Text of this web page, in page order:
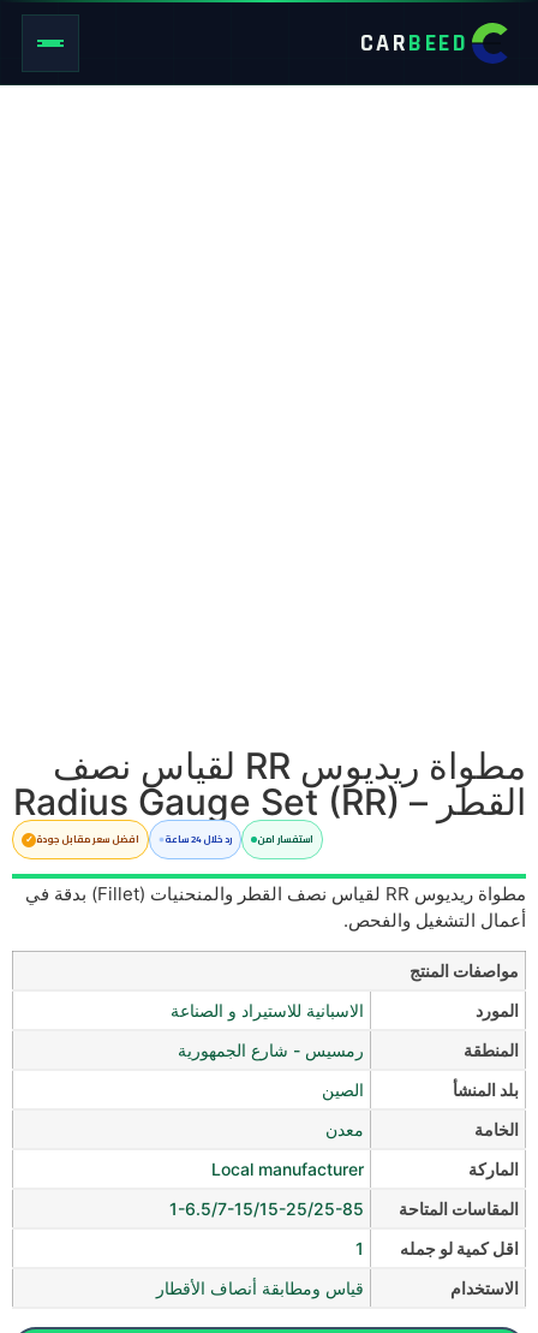
CARBEED
مطواة ريديوس RR لقياس نصف
القطر – Radius Gauge Set (RR)
استفسار امن رد خلال 24 ساعة افضل سعر مقابل جودة
مطواة ريديوس RR لقياس نصف القطر والمنحنيات (Fillet) بدقة في
أعمال التشغيل والفحص.
مواصفات المنتج
المورد
الاسبانية للاستيراد و الصناعة
المنطقة
رمسيس - شارع الجمهورية
بلد المنشأ
الصين
الخامة
معدن
الماركة
Local manufacturer
المقاسات المتاحة
1-6.5/7-15/15-25/25-85
اقل كمية لو جمله
1
الاستخدام
قياس ومطابقة أنصاف الأقطار